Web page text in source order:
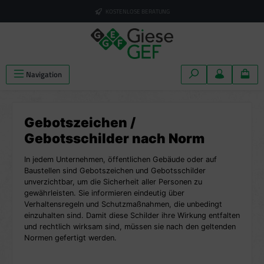
KOSTENLOSE BERATUNG
Navigation
Gebotszeichen /
Gebotsschilder nach Norm
In jedem Unternehmen, öffentlichen Gebäude oder auf
Baustellen sind Gebotszeichen und Gebotsschilder
unverzichtbar, um die Sicherheit aller Personen zu
gewährleisten. Sie informieren eindeutig über
Verhaltensregeln und Schutzmaßnahmen, die unbedingt
einzuhalten sind. Damit diese Schilder ihre Wirkung entfalten
und rechtlich wirksam sind, müssen sie nach den geltenden
Normen gefertigt werden.